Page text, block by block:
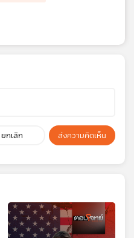
ยกเลิก ส่งความคิดเห็น